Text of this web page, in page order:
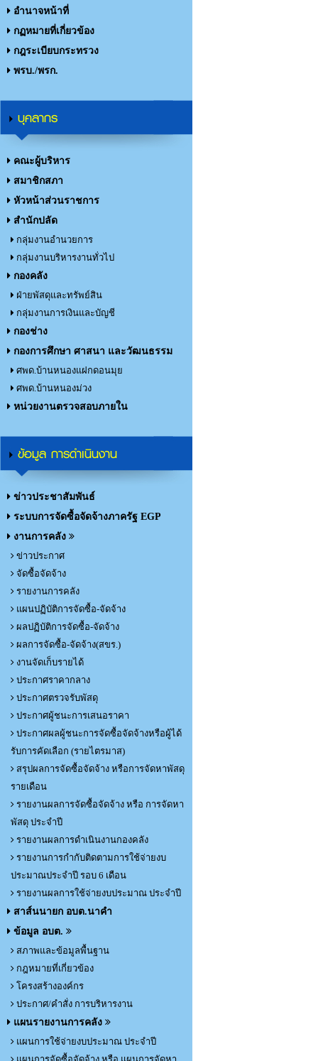
อำนาจหน้าที่
กฏหมายที่เกี่ยวข้อง
กฎระเบียบกระทรวง
พรบ./พรก.
บุคลากร
คณะผู้บริหาร
สมาชิกสภา
หัวหน้าส่วนราชการ
สำนักปลัด
กลุ่มงานอำนวยการ
กลุ่มงานบริหารงานทั่วไป
กองคลัง
ฝ่ายพัสดุและทรัพย์สิน
กลุ่มงานการเงินและบัญชี
กองช่าง
กองการศึกษา ศาสนา และวัฒนธรรม
ศพด.บ้านหนองแฝกดอนมุย
ศพด.บ้านหนองม่วง
หน่วยงานตรวจสอบภายใน
ข้อมูล การดำเนินงาน
ข่าวประชาสัมพันธ์
ระบบการจัดซื้อจัดจ้างภาครัฐ EGP
งานการคลัง
ข่าวประกาศ
จัดซื้อจัดจ้าง
รายงานการคลัง
แผนปฏิบัติการจัดซื้อ-จัดจ้าง
ผลปฏิบัติการจัดซื้อ-จัดจ้าง
ผลการจัดซื้อ-จัดจ้าง(สขร.)
งานจัดเก็บรายได้
ประกาศราคากลาง
ประกาศตรวจรับพัสดุ
ประกาศผู้ชนะการเสนอราคา
ประกาศผลผู้ชนะการจัดซื้อจัดจ้างหรือผู้ได้
รับการคัดเลือก (รายไตรมาส)
สรุปผลการจัดซื้อจัดจ้าง หรือการจัดหาพัสดุ
รายเดือน
รายงานผลการจัดซื้อจัดจ้าง หรือ การจัดหา
พัสดุ ประจำปี
รายงานผลการดำเนินงานกองคลัง
รายงานการกำกับติดตามการใช้จ่ายงบ
ประมาณประจำปี รอบ 6 เดือน
รายงานผลการใช้จ่ายงบประมาณ ประจำปี
สาส์นนายก อบต.นาคำ
ข้อมูล อบต.
สภาพและข้อมูลพื้นฐาน
กฎหมายที่เกี่ยวข้อง
โครงสร้างองค์กร
ประกาศ/คำสั่ง การบริหารงาน
แผนรายงานการคลัง
แผนการใช้จ่ายงบประมาณ ประจำปี